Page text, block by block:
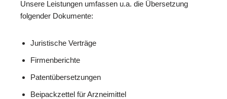
Unsere Leistungen umfassen u.a. die Übersetzung
folgender Dokumente:
Juristische Verträge
Firmenberichte
Patentübersetzungen
Beipackzettel für Arzneimittel